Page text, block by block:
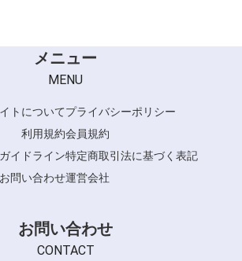
メニュー
MENU
トについてプライバシーポリシー
利用規約会員規約
ガイドライン特定商取引法に基づく表記
お問い合わせ運営会社
お問い合わせ
CONTACT